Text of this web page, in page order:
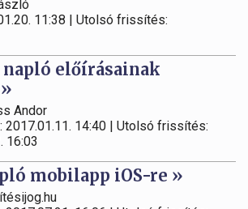
11:38 | Utolsó frissítés:
előírásainak
Andor
2017.01.11. 14:40 | Utolsó frissítés:
16:03
mobilapp iOS-re »